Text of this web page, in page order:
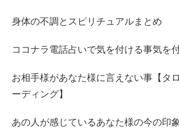
身体の不調とスピリチュアルまとめ
ココナラ電話占いで気を付ける事気を
お相手様があなた様に言えない事【タ
ーディング】
あの人が感じているあなた様の今の印